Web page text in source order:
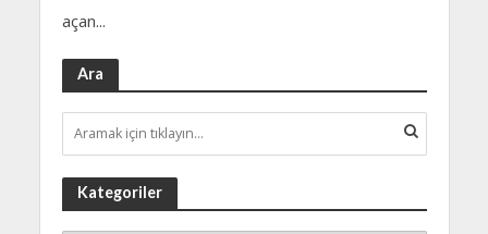
açan...
Ara
Kategoriler